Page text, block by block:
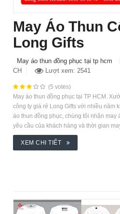
May Áo Thun
Long Gifts
May áo thun đồng phục tại tp hcm
CH
Lượt xem: 2541
(5 votes)
May áo thun đồng phục tại TP HCM.
công ty giá rẻ Long Gifts với nhiều năm
áo thun đồng phục, chúng tôi nhận may
yêu cầu của khách hàng và thời gian
XEM CHI TIẾT